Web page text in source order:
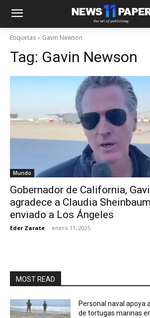
Etiquetas Gavin Newson
Tag: Gavin Newson
Mundo
Gobernador de California,
agradece a Claudia
enviado a Los Ángeles
Eder Zarate - enero 11, 2025
MOST READ
Personal naval apoya
de tortugas marinas